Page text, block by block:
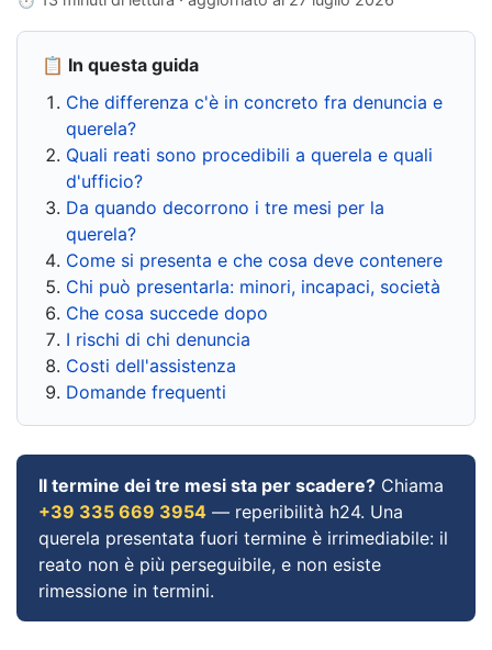
📋 In questa guida
Che differenza c'è in concreto fra denuncia e
querela?
Quali reati sono procedibili a querela e quali
d'ufficio?
Da quando decorrono i tre mesi per la
querela?
Come si presenta e che cosa deve contenere
Chi può presentarla: minori, incapaci, società
Che cosa succede dopo
I rischi di chi denuncia
Costi dell'assistenza
Domande frequenti
Il termine dei tre mesi sta per scadere? Chiama
+39 335 669 3954 — reperibilità h24. Una
querela presentata fuori termine è irrimediabile: il
reato non è più perseguibile, e non esiste
rimessione in termini.